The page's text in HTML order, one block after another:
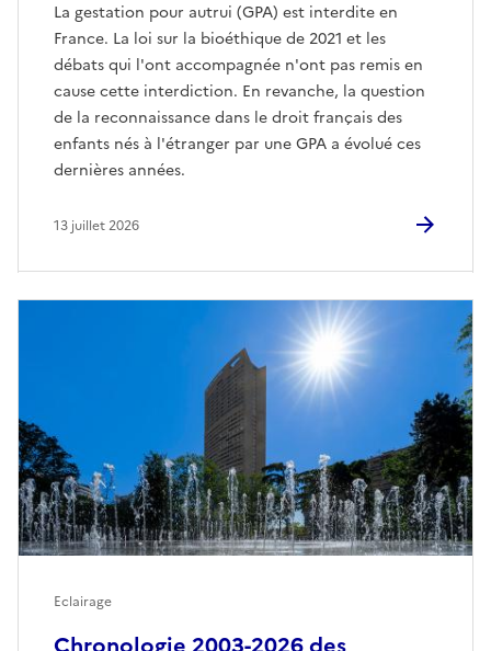
La gestation pour autrui (GPA) est interdite en
France. La loi sur la bioéthique de 2021 et les
débats qui l'ont accompagnée n'ont pas remis en
cause cette interdiction. En revanche, la question
de la reconnaissance dans le droit français des
enfants nés à l'étranger par une GPA a évolué ces
dernières années.
13 juillet 2026
Eclairage